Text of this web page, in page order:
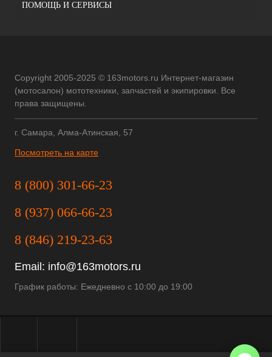
ПОМОЩЬ И СЕРВИСЫ
Copyright 2005-2025 © 163motors.ru Интернет-магазин
(мотосалон) мототехники, запчастей и экипировки. Все
права защищены.
г. Самара, Алма-Атинская, 57
Посмотреть на карте
8 (800) 301-66-23
8 (937) 066-66-23
8 (846) 219-23-63
Email: info@163motors.ru
График работы: Ежедневно с 10:00 до 19:00